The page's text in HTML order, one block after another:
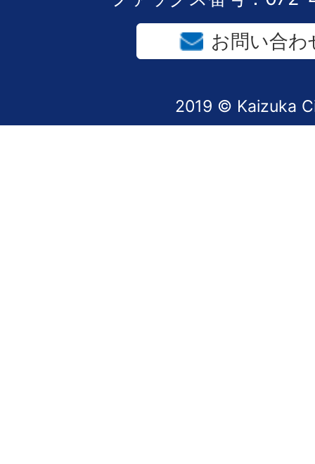
お問い合わ
2019 © Kaizuka